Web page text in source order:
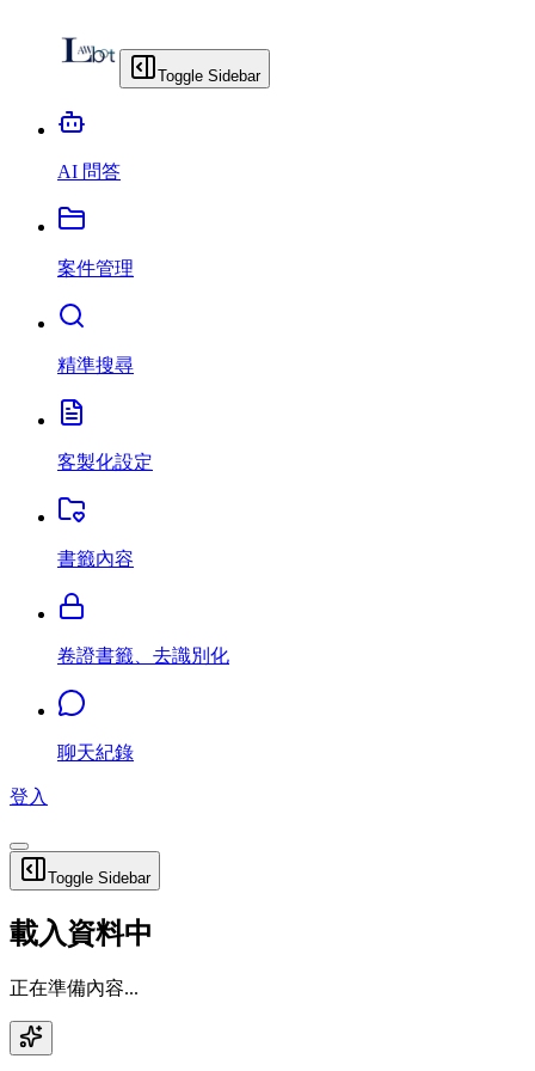
Toggle Sidebar
AI 問答
案件管理
精準搜尋
客製化設定
書籤內容
卷證書籤、去識別化
聊天紀錄
登入
Toggle Sidebar
載入資料中
正在準備內容...